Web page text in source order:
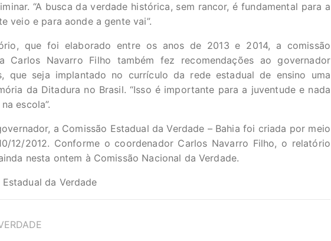
“A busca da verdade histórica, sem rancor, é fundamental para a
veio e para aonde a gente vai”.
que foi elaborado entre os anos de 2013 e 2014, a comissão
Carlos Navarro Filho também fez recomendações ao governador
que seja implantado no currículo da rede estadual de ensino uma
da Ditadura no Brasil. “Isso é importante para a juventude e nada
escola”.
a Comissão Estadual da Verdade – Bahia foi criada por meio
12/2012. Conforme o coordenador Carlos Navarro Filho, o relatório
nesta ontem à Comissão Nacional da Verdade.
da Verdade